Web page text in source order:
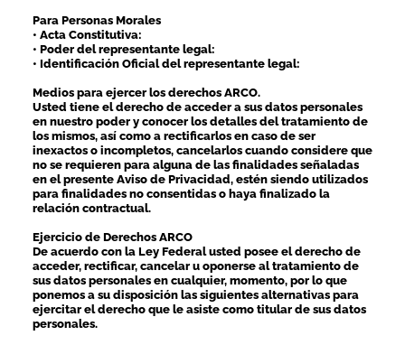
Para Personas Morales
• Acta Constitutiva:
• Poder del representante legal:
• Identificación Oficial del representante legal:
Medios para ejercer los derechos ARCO.
Usted tiene el derecho de acceder a sus datos personales
en nuestro poder y conocer los detalles del tratamiento de
los mismos, así como a rectificarlos en caso de ser
inexactos o incompletos, cancelarlos cuando considere que
no se requieren para alguna de las finalidades señaladas
en el presente Aviso de Privacidad, estén siendo utilizados
para finalidades no consentidas o haya finalizado la
relación contractual.
Ejercicio de Derechos ARCO
De acuerdo con la Ley Federal usted posee el derecho de
acceder, rectificar, cancelar u oponerse al tratamiento de
sus datos personales en cualquier, momento, por lo que
ponemos a su disposición las siguientes alternativas para
ejercitar el derecho que le asiste como titular de sus datos
personales.